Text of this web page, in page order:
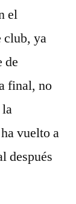
el
club, ya
de
final, no
vuelto a
después